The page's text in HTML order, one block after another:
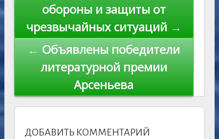
обороны и защиты от
чрезвычайных ситуаций →
← Объявлены победители
литературной премии
Арсеньева
ДОБАВИТЬ КОММЕНТАРИЙ